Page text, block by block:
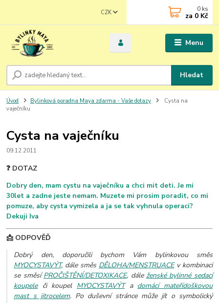
Menu
CZK
Hledat
0 ks
za 0 Kč
Úvod Bylinková poradna Maya zdarma - Vaše dotazy
Cysta na
vaječníku
Cysta na vaječníku
09.12.2011
❓ DOTAZ
Dobry den, mam cystu na vaječníku a chci mit deti. Je mi
30let a zadne jeste nemam. Muzete mi prosim poradit, co mi
pomuze, aby cysta vymizela a ja se tak vyhnula operaci?
Dekuji Iva
📩 ODPOVĚĎ
Dobrý den, doporučili bychom Vám bylinkovou směs
MYOCYSTAVÝT, dále směs DĚLOHA/MENSTRUACEv kombinaci
se směsíPROČIŠTĚNÍ/DETOXIKACE, dále ženské bylinné sedací
koupeleči koupel MYOCYSTAVÝTa domácí mateřídoškovou
mast s jitrocelem. Po duševní stránce může jít o symbolický